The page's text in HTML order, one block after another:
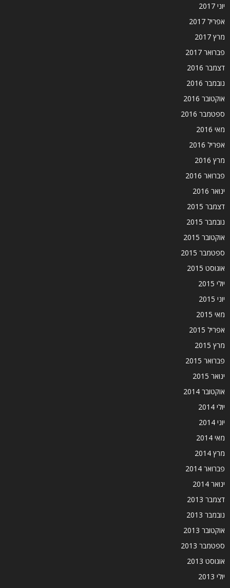
יוני 2017
אפריל 2017
מרץ 2017
פברואר 2017
דצמבר 2016
נובמבר 2016
אוקטובר 2016
ספטמבר 2016
מאי 2016
אפריל 2016
מרץ 2016
פברואר 2016
ינואר 2016
דצמבר 2015
נובמבר 2015
אוקטובר 2015
ספטמבר 2015
אוגוסט 2015
יולי 2015
יוני 2015
מאי 2015
אפריל 2015
מרץ 2015
פברואר 2015
ינואר 2015
אוקטובר 2014
יולי 2014
יוני 2014
מאי 2014
מרץ 2014
פברואר 2014
ינואר 2014
דצמבר 2013
נובמבר 2013
אוקטובר 2013
ספטמבר 2013
אוגוסט 2013
יולי 2013